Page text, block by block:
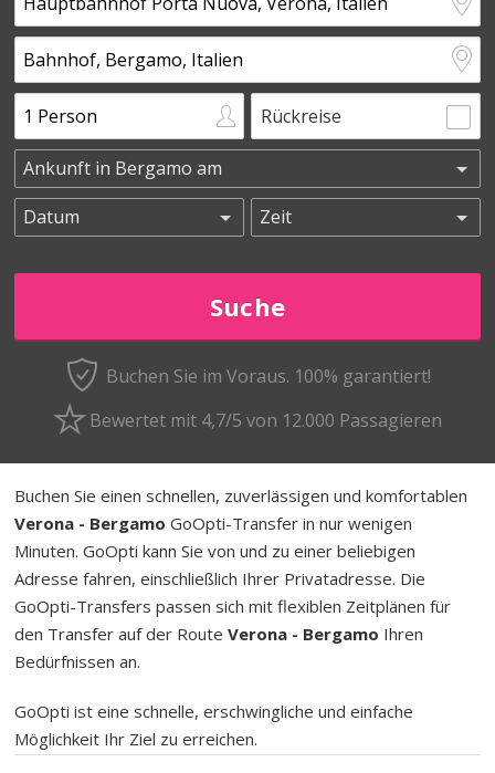
Rückreise
Buchen Sie im Voraus. 100% garantiert!
Bewertet mit 4,7/5 von 12.000 Passagieren
Buchen Sie einen schnellen, zuverlässigen und komfortablen
Verona - Bergamo GoOpti-Transfer in nur wenigen
Minuten. GoOpti kann Sie von und zu einer beliebigen
Adresse fahren, einschließlich Ihrer Privatadresse. Die
GoOpti-Transfers passen sich mit flexiblen Zeitplänen für
den Transfer auf der RouteVerona - Bergamo Ihren
Bedürfnissen an.
GoOpti ist eine schnelle, erschwingliche und einfache
Möglichkeit Ihr Ziel zu erreichen.